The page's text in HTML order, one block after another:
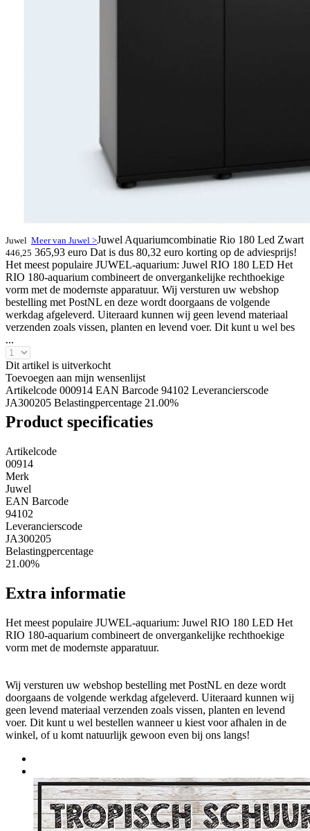
Juwel Meer van Juwel >Juwel Aquariumcombinatie Rio 180 Led Zwart
446,25 365,93 euro Dat is dus 80,32 euro korting op de adviesprijs!
Het meest populaire JUWEL-aquarium: Juwel RIO 180 LED Het
RIO 180-aquarium combineert de onvergankelijke rechthoekige
vorm met de modernste apparatuur. Wij versturen uw webshop
bestelling met PostNL en deze wordt doorgaans de volgende
werkdag afgeleverd. Uiteraard kunnen wij geen levend materiaal
verzenden zoals vissen, planten en levend voer. Dit kunt u wel bes
...
Dit artikel is uitverkocht
Toevoegen aan mijn wensenlijst
Artikelcode 000914 EAN Barcode 94102 Leverancierscode
JA300205 Belastingpercentage 21.00%
Product specificaties
Artikelcode
00914
Merk
Juwel
EAN Barcode
94102
Leverancierscode
JA300205
Belastingpercentage
21.00%
Extra informatie
Het meest populaire JUWEL-aquarium: Juwel RIO 180 LED Het
RIO 180-aquarium combineert de onvergankelijke rechthoekige
vorm met de modernste apparatuur.
Wij versturen uw webshop bestelling met PostNL en deze wordt
doorgaans de volgende werkdag afgeleverd. Uiteraard kunnen wij
geen levend materiaal verzenden zoals vissen, planten en levend
voer. Dit kunt u wel bestellen wanneer u kiest voor afhalen in de
winkel, of u komt natuurlijk gewoon even bij ons langs!